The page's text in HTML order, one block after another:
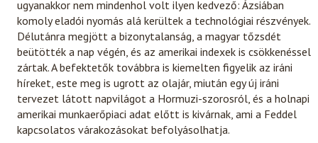
ugyanakkor nem mindenhol volt ilyen kedvező: Ázsiában
komoly eladói nyomás alá kerültek a technológiai részvények.
Délutánra megjött a bizonytalanság, a magyar tőzsdét
beütötték a nap végén, és az amerikai indexek is csökkenéssel
zártak. A befektetők továbbra is kiemelten figyelik az iráni
híreket, este meg is ugrott az olajár, miután egy új iráni
tervezet látott napvilágot a Hormuzi-szorosról, és a holnapi
amerikai munkaerőpiaci adat előtt is kivárnak, ami a Feddel
kapcsolatos várakozásokat befolyásolhatja.